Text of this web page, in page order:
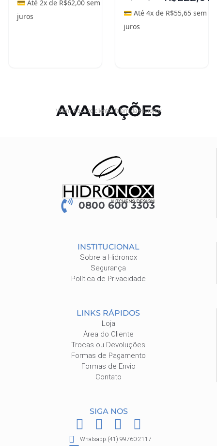
💳 Até 2x de R$62,00 sem
juros
💳 Até 4x de R$55,65sem
juros
AVALIAÇÕES
Vejam o que os clientes falam da Hidronox
0800 600 3303
INSTITUCIONAL
Sobre a Hidronox
Segurança
Política de Privacidade
LINKS RÁPIDOS
Loja
Área do Cliente
Trocas ou Devoluções
Formas de Pagamento
Formas de Envio
Contato
SIGA NOS
F
a
I
n
P
i
W
h
Whatsapp:(41) 99760-2117